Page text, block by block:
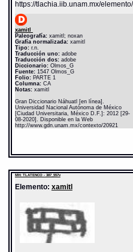
https://tlachia.iib.unam.mx/elemento/
xamitl
Paleografía:xamitl; noxan
Grafía normalizada:xamitl
Tipo:r.n.
Traducción uno:adobe
Traducción dos:adobe
Diccionario: Olmos_G
Fuente:1547 Olmos_G
Folio:PARTE 1
Columna:CA
Notas:xamitl
Gran Diccionario Náhuatl [en línea].
Universidad Nacional Autónoma de México
[Ciudad Universitaria, México D.F.]: 2012 [29-
08-2020]. Disponible en la Web
http://www.gdn.unam.mx/contexto/20921
MH: TLATENCO - 387_557v
Elemento: xamitl